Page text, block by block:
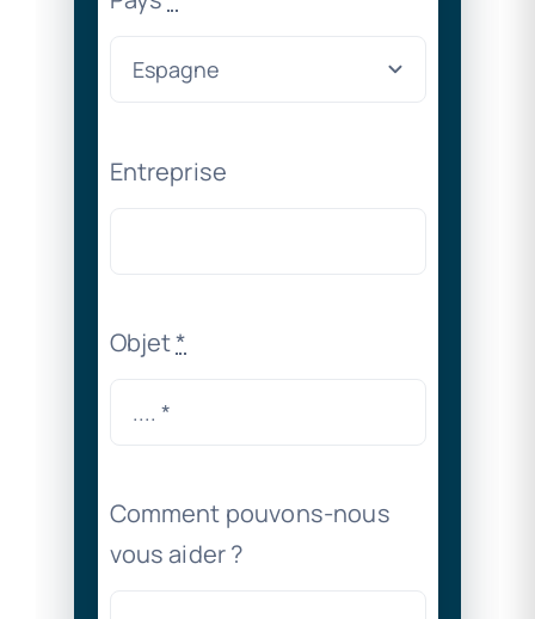
Entreprise
Objet*
Comment pouvons-nous
vous aider ?